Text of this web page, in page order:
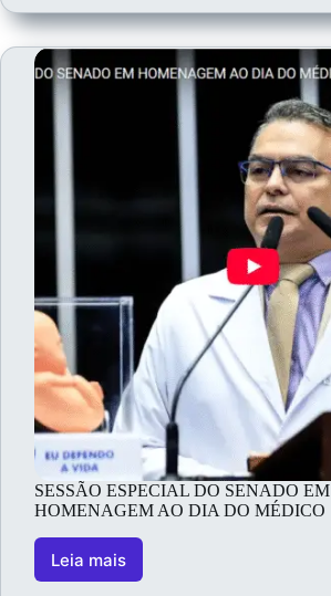
SESSÃO ESPECIAL DO SENADO EM
HOMENAGEM AO DIA DO MÉDICO
Leia mais